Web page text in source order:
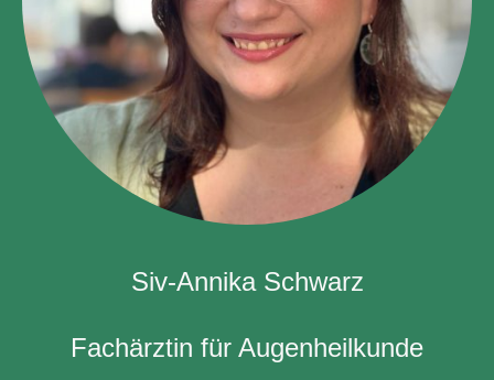
Siv-Annika Schwarz
Fachärztin für Augenheilkunde